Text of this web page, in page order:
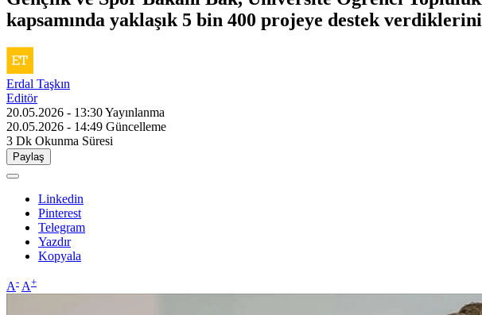
kapsamında yaklaşık 5 bin 400 projeye destek
Erdal Taşkın
Editör
20.05.2026 - 13:30Yayınlanma
20.05.2026 - 14:49 Güncelleme
3 Dk Okunma Süresi
Paylaş
Linkedin
Pinterest
Telegram
Yazdır
Kopyala
A- A+